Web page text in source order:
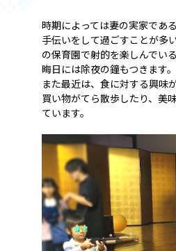
時期によっては妻の実家であ
手伝いをして過ごすことが多
の保育園で射的を楽しんでい
晦日には除夜の鐘もつきます。
また最近は、食に対する興味
買い物がてら散歩したり、美
ています。